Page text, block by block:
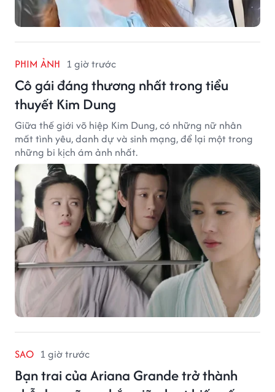
PHIM ẢNH 1 giờ trước
Cô gái đáng thương nhất trong tiểu
thuyết Kim Dung
Giữa thế giới võ hiệp Kim Dung, có những nữ nhân
mất tình yêu, danh dự và sinh mạng, để lại một trong
những bi kịch ám ảnh nhất.
SAO 1 giờ trước
Bạn trai của Ariana Grande trở thành